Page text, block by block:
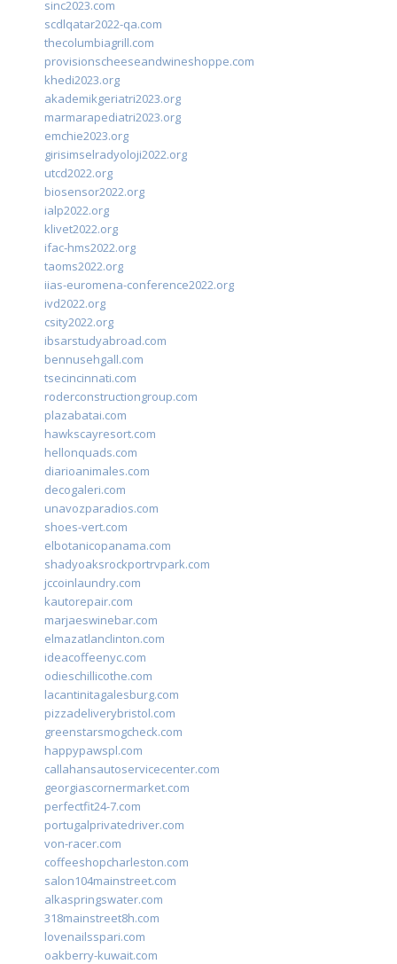
sinc2023.com
scdlqatar2022-qa.com
thecolumbiagrill.com
provisionscheeseandwineshoppe.com
khedi2023.org
akademikgeriatri2023.org
marmarapediatri2023.org
emchie2023.org
girisimselradyoloji2022.org
utcd2022.org
biosensor2022.org
ialp2022.org
klivet2022.org
ifac-hms2022.org
taoms2022.org
iias-euromena-conference2022.org
ivd2022.org
csity2022.org
ibsarstudyabroad.com
bennusehgall.com
tsecincinnati.com
roderconstructiongroup.com
plazabatai.com
hawkscayresort.com
hellonquads.com
diarioanimales.com
decogaleri.com
unavozparadios.com
shoes-vert.com
elbotanicopanama.com
shadyoaksrockportrvpark.com
jccoinlaundry.com
kautorepair.com
marjaeswinebar.com
elmazatlanclinton.com
ideacoffeenyc.com
odieschillicothe.com
lacantinitagalesburg.com
pizzadeliverybristol.com
greenstarsmogcheck.com
happypawspl.com
callahansautoservicecenter.com
georgiascornermarket.com
perfectfit24-7.com
portugalprivatedriver.com
von-racer.com
coffeeshopcharleston.com
salon104mainstreet.com
alkaspringswater.com
318mainstreet8h.com
lovenailsspari.com
oakberry-kuwait.com